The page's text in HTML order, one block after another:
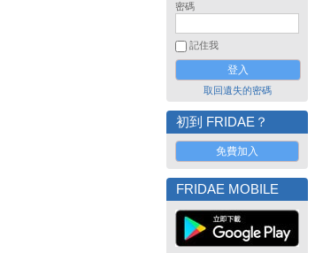
密碼
記住我
取回遺失的密碼
初到 FRIDAE？
免費加入
FRIDAE MOBILE